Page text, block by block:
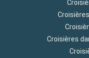
Croisières